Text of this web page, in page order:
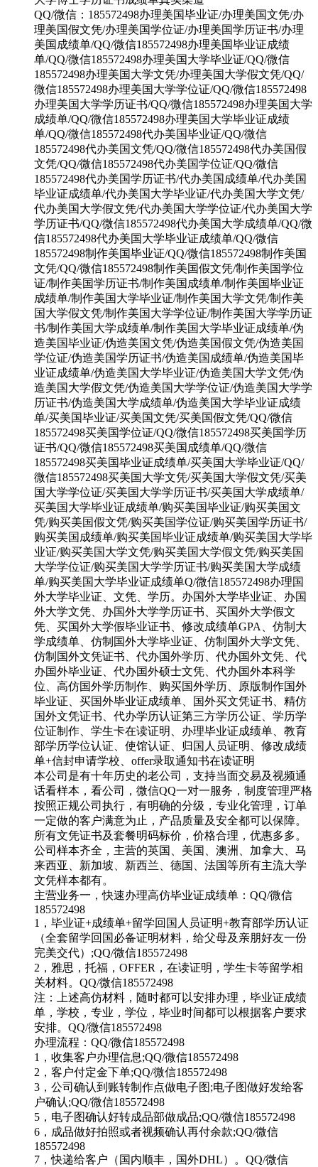
QQ/微信：185572498办理美国毕业证/办理美国文凭/办
理美国假文凭/办理美国学位证/办理美国学历证书/办理
美国成绩单/QQ/微信185572498办理美国毕业证成绩
单/QQ/微信185572498办理美国大学毕业证/QQ/微信
185572498办理美国大学文凭/办理美国大学假文凭/QQ/
微信185572498办理美国大学学位证/QQ/微信185572498
办理美国大学学历证书/QQ/微信185572498办理美国大学
成绩单/QQ/微信185572498办理美国大学毕业证成绩
单/QQ/微信185572498代办美国毕业证/QQ/微信
185572498代办美国文凭/QQ/微信185572498代办美国假
文凭/QQ/微信185572498代办美国学位证/QQ/微信
185572498代办美国学历证书/代办美国成绩单/代办美国
毕业证成绩单/代办美国大学毕业证/代办美国大学文凭/
代办美国大学假文凭/代办美国大学学位证/代办美国大学
学历证书/QQ/微信185572498代办美国大学成绩单/QQ/微
信185572498代办美国大学毕业证成绩单/QQ/微信
185572498制作美国毕业证/QQ/微信185572498制作美国
文凭/QQ/微信185572498制作美国假文凭/制作美国学位
证/制作美国学历证书/制作美国成绩单/制作美国毕业证
成绩单/制作美国大学毕业证/制作美国大学文凭/制作美
国大学假文凭/制作美国大学学位证/制作美国大学学历证
书/制作美国大学成绩单/制作美国大学毕业证成绩单/伪
造美国毕业证/伪造美国文凭/伪造美国假文凭/伪造美国
学位证/伪造美国学历证书/伪造美国成绩单/伪造美国毕
业证成绩单/伪造美国大学毕业证/伪造美国大学文凭/伪
造美国大学假文凭/伪造美国大学学位证/伪造美国大学学
历证书/伪造美国大学成绩单/伪造美国大学毕业证成绩
单/买美国毕业证/买美国文凭/买美国假文凭/QQ/微信
185572498买美国学位证/QQ/微信185572498买美国学历
证书/QQ/微信185572498买美国成绩单/QQ/微信
185572498买美国毕业证成绩单/买美国大学毕业证/QQ/
微信185572498买美国大学文凭/买美国大学假文凭/买美
国大学学位证/买美国大学学历证书/买美国大学成绩单/
买美国大学毕业证成绩单/购买美国毕业证/购买美国文
凭/购买美国假文凭/购买美国学位证/购买美国学历证书/
购买美国成绩单/购买美国毕业证成绩单/购买美国大学毕
业证/购买美国大学文凭/购买美国大学假文凭/购买美国
大学学位证/购买美国大学学历证书/购买美国大学成绩
单/购买美国大学毕业证成绩单Q/微信185572498办理国
外大学毕业证、文凭、学历。办国外大学毕业证、办国
外大学文凭、办国外大学学历证书、买国外大学假文
凭、买国外大学假毕业证书、修改成绩单GPA、仿制大
学成绩单、仿制国外大学毕业证、仿制国外大学文凭、
仿制国外文凭证书、代办国外学历、代办国外文凭、代
办国外毕业证、代办国外硕士文凭、代办国外本科学
位、高仿国外学历制作、购买国外学历、原版制作国外
毕业证、买国外毕业证成绩单、国外买文凭证书、精仿
国外文凭证书、代办学历认证第三方学历公证、学历学
位证制作、学生卡在读证明、办理毕业证成绩单、教育
部学历学位认证、使馆认证、归国人员证明、修改成绩
单+信封申请学校、offer录取通知书在读证明
本公司是有十年历史的老公司，支持当面交易及视频通
话看样本，看公司，微信QQ一对一服务，制度管理严格
按照正规公司执行，有明确的分级，专业化管理，订单
一定做的客户满意为止，产品质量及安全都可以保障。
所有文凭证书及套餐明码标价，价格合理，优惠多多。
公司样本齐全，主营的英国、美国、澳洲、加拿大、马
来西亚、新加坡、新西兰、德国、法国等所有主流大学
文凭样本都有。
主营业务一，快速办理高仿毕业证成绩单：QQ/微信
185572498
1，毕业证+成绩单+留学回国人员证明+教育部学历认证
（全套留学回国必备证明材料，给父母及亲朋好友一份
完美交代）;QQ/微信185572498
2，雅思，托福，OFFER，在读证明，学生卡等留学相
关材料。QQ/微信185572498
注：上述高仿材料，随时都可以安排办理，毕业证成绩
单，学校，专业，学位，毕业时间都可以根据客户要求
安排。QQ/微信185572498
办理流程：QQ/微信185572498
1，收集客户办理信息;QQ/微信185572498
2，客户付定金下单;QQ/微信185572498
3，公司确认到账转制作点做电子图;电子图做好发给客
户确认;QQ/微信185572498
5，电子图确认好转成品部做成品;QQ/微信185572498
6，成品做好拍照或者视频确认再付余款;QQ/微信
185572498
7，快递给客户（国内顺丰，国外DHL）。QQ/微信